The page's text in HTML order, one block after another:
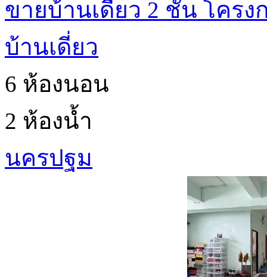
ขายบ้านเดี่ยว 2 ชั้น โคร
บ้านเดี่ยว
6 ห้องนอน
2 ห้องน้ำ
นครปฐม